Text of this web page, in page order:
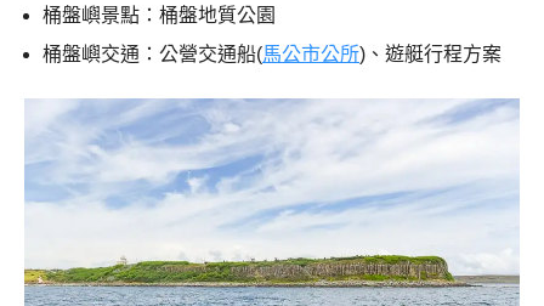
桶盤嶼景點：桶盤地質公園
桶盤嶼交通：公營交通船(馬公市公所)、遊艇行程方案